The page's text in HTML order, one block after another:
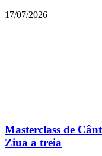
17/07/2026
Masterclass de
Ziua a treia